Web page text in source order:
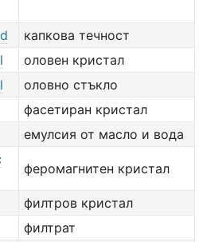
капкова течност
оловен кристал
оловно стъкло
фасетиран кристал
емулсия от масло и вода
феромагнитен кристал
филтров кристал
филтрат